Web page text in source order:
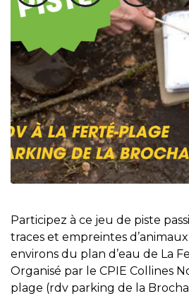
Participez à ce jeu de piste
traces et empreintes
environs du plan d’eau de La
Organisé par le CPIE Collines
plage (rdv parking de la